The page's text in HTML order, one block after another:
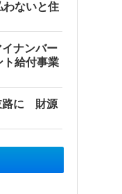
わないと住
ナンバー
ト給付事業
路に 財源